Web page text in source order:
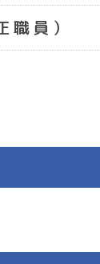
8:30～17:00
職員）
16:30～9:30
はありません